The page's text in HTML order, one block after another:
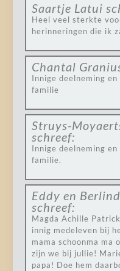
Saartje Latui
Heel veel sterkte
herinneringen die ik
Chantal
Innige deelneming
familie
Struys-
schreef:
Innige deelneming
familie.
Eddy en
schreef:
Magda Achille
innig medeleven bij
mama schoonma ma
zijn we bij jullie!
papa! Doe hem